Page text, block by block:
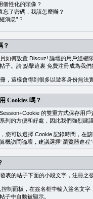
個性化的頭像？
忘了密碼，我該怎麼辦？
消息”？
？
如何設置 Discuz! 論壇的用戶組權
子。請 點擊這裏 免費注冊成為我們
，這樣會得到很多以遊客身份無法實
Cookies 嗎？
的雙重方式保存用戶
列的方便和好處，因此我們強烈建
您可以選擇 Cookie 記錄時間，在
機訪問論壇，建議選擇“瀏覽器進程
表的帖子下面的小段文字，注冊之
控制面板，在簽名框中輸入簽名文
子中自動被顯示。